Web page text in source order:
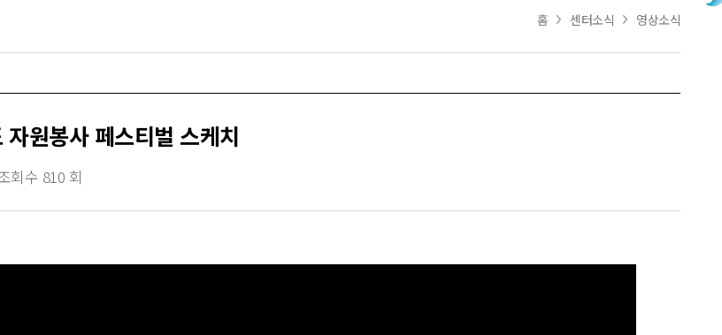
홈 센터소식 영상소식
원봉사 페스티벌 스케치
회수 810 회